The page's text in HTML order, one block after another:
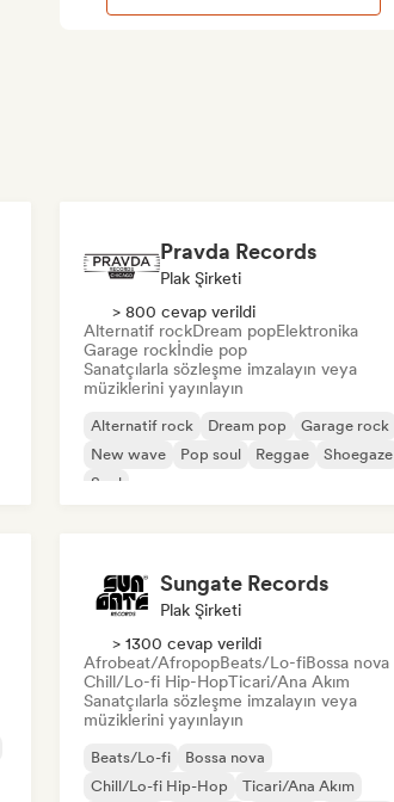
Pravda Records
Plak Şirketi
> 800 cevap verildi
Alternatif rockDream popElektronika
Garage rockİndie pop
Sanatçılarla sözleşme imzalayın veya
müziklerini yayınlayın
Alternatif rock Dream pop
Garage rock
New wave
Pop soul Reggae
Shoegaze
Soul
Sungate Records
Plak Şirketi
> 1300 cevap verildi
Afrobeat/AfropopBeats/Lo-fiBossa nova
Chill/Lo-fi Hip-HopTicari/Ana Akım
Sanatçılarla sözleşme imzalayın veya
müziklerini yayınlayın
Beats/Lo-fi
Bossa nova
Chill/Lo-fi Hip-Hop
Ticari/Ana Akım